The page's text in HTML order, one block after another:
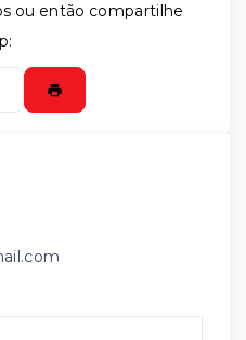
ou então compartilhe